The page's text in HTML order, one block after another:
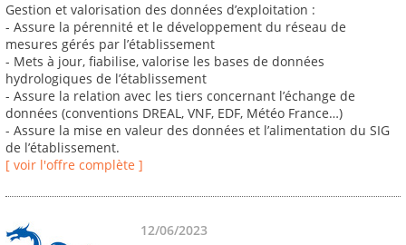
Gestion et valorisation des données d’exploitation :
- Assure la pérennité et le développement du réseau de
mesures gérés par l’établissement
- Mets à jour, fiabilise, valorise les bases de données
hydrologiques de l’établissement
- Assure la relation avec les tiers concernant l’échange de
données (conventions DREAL, VNF, EDF, Météo France…)
- Assure la mise en valeur des données et l’alimentation du SIG
de l’établissement.
[ voir l'offre complète ]
12/06/2023